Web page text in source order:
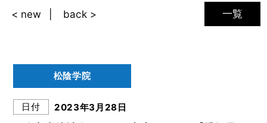
一覧
< new back >
松陰学院
日付 2023年3月28日